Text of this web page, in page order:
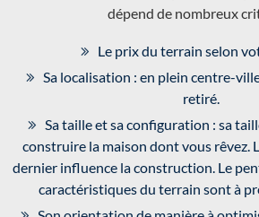
dépend de nombreux
Le prix du terrain selon
Sa localisation : en plein centre-
retiré.
Sa taille et sa configuration : sa
construire la maison dont vous rêvez.
dernier influence la construction. Le
caractéristiques du terrain sont à